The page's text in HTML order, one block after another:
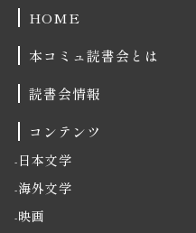
HOME
本コミュ読書会とは
読書会情報
コンテンツ
日本文学
海外文学
映画